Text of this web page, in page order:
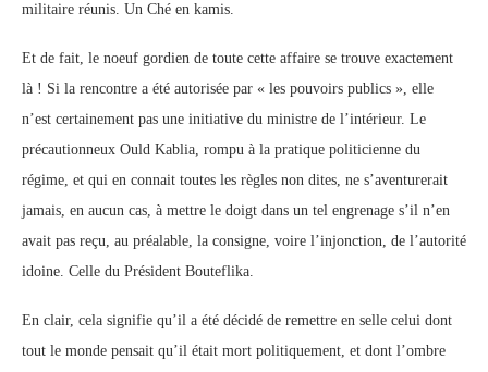
militaire réunis. Un Ché en kamis.
Et de fait, le noeuf gordien de toute cette affaire se trouve exactement
là ! Si la rencontre a été autorisée par « les pouvoirs publics », elle
n’est certainement pas une initiative du ministre de l’intérieur. Le
précautionneux Ould Kablia, rompu à la pratique politicienne du
régime, et qui en connait toutes les règles non dites, ne s’aventurerait
jamais, en aucun cas, à mettre le doigt dans un tel engrenage s’il n’en
avait pas reçu, au préalable, la consigne, voire l’injonction, de l’autorité
idoine. Celle du Président Bouteflika.
En clair, cela signifie qu’il a été décidé de remettre en selle celui dont
tout le monde pensait qu’il était mort politiquement, et dont l’ombre